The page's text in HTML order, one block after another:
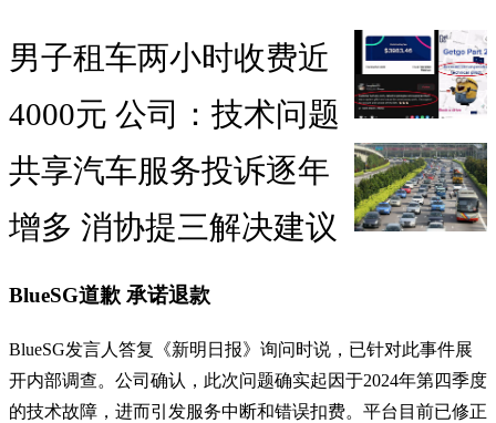
男子租车两小时收费近
4000元 公司：技术问题
共享汽车服务投诉逐年
增多 消协提三解决建议
BlueSG道歉 承诺退款
BlueSG发言人答复《新明日报》询问时说，已针对此事件展
开内部调查。公司确认，此次问题确实起因于2024年第四季度
的技术故障，进而引发服务中断和错误扣费。平台目前已修正